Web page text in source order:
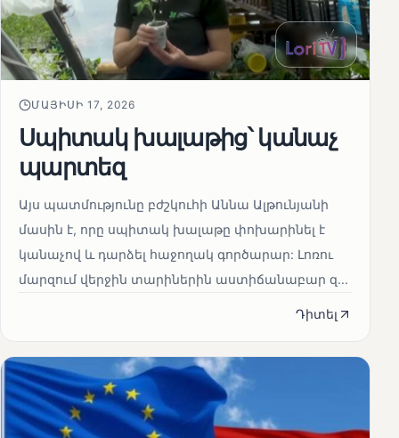
ՄԱՅԻՍԻ 17, 2026
Սպիտակ խալաթից՝ կանաչ
պարտեզ
Այս պատմությունը բժշկուհի Աննա Ալթունյանի
մասին է, որը սպիտակ խալաթը փոխարինել է
կանաչով և դարձել հաջողակ գործարար: Լոռու
մարզում վերջին տարիներին աստիճանաբար զ...
Դիտել